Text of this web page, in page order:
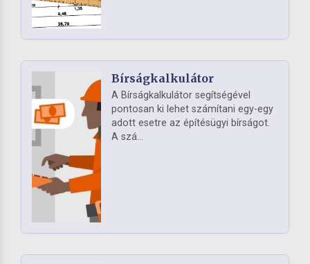
Bírságkalkulátor
A Bírságkalkulátor segítségével
pontosan ki lehet számítani egy-egy
adott esetre az építésügyi bírságot.
A szá...